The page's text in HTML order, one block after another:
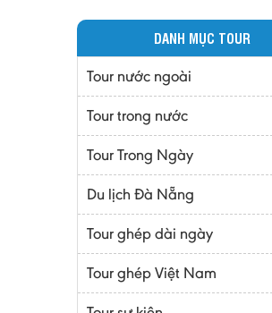
Bình Thuận
Bắc Giang
Bắc Ninh
Bến Tre
Cà mau
Cao Bằng
Daknông
Đồng Nai
Đồng Tháp
DANH MỤC TOUR
Tour nước ngoài
Tour trong nước
Tour Trong Ngày
Du lịch Đà Nẵng
Tour ghép dài ngày
Tour ghép Việt Nam